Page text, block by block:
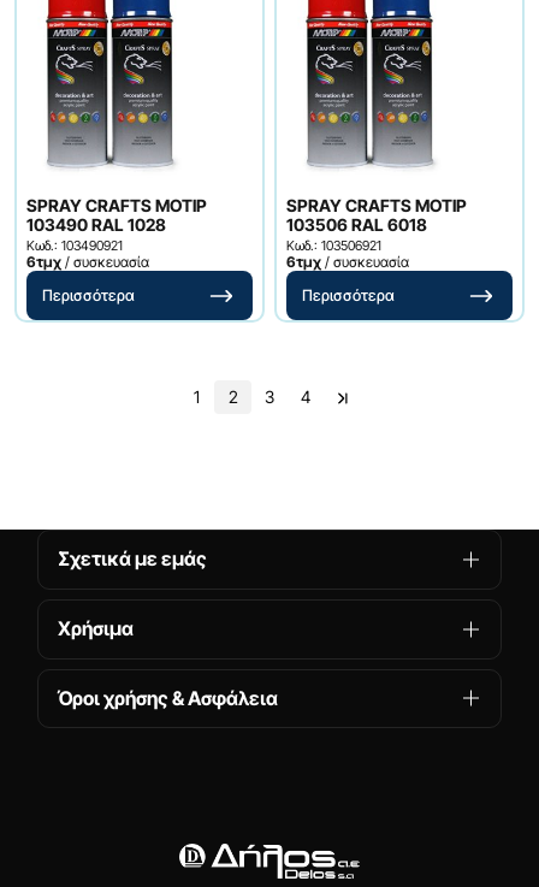
SPRAY CRAFTS MOTIP
103490 RAL 1028
Κωδ.: 103490921
6τμχ / συσκευασία
Περισσότερα
SPRAY CRAFTS MOTIP
103506 RAL 6018
Κωδ.: 103506921
6τμχ / συσκευασία
Περισσότερα
1 2 3 4
Σχετικά με εμάς
Χρήσιμα
Όροι χρήσης & Ασφάλεια